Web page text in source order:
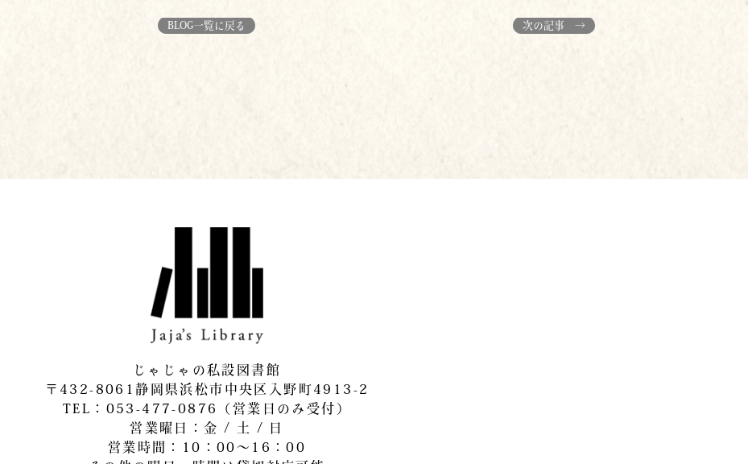
BLOG一覧に戻る 次の記事 →
じゃじゃの私設図書館
〒432-8061静岡県浜松市中央区入野町4913-2
​TEL：053-477-0876（営業日のみ受付）
営業曜日：金 / 土 / 日
営業時間：10：00～16：00